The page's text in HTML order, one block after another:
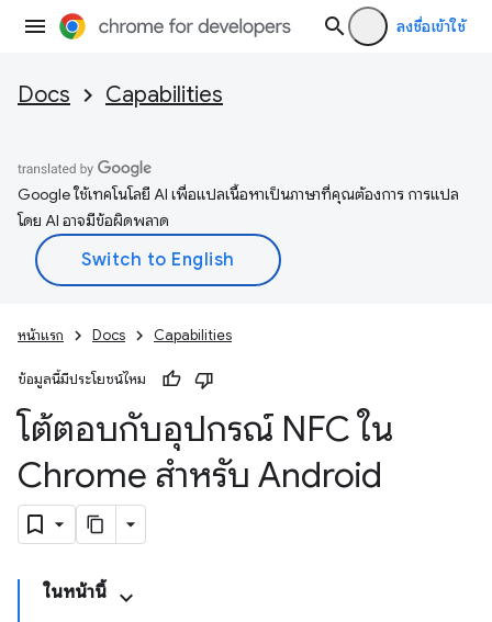
ลงชื่อเข้าใช้
Docs Capabilities
Google ใช้เทคโนโลยี AI เพื่อแปลเนื้อหาเป็นภาษาที่คุณต้องการ การแปล
โดย AI อาจมีข้อผิดพลาด
หน้าแรก Docs Capabilities
ข้อมูลนี้มีประโยชน์ไหม
โต้ตอบกับอุปกรณ์ NFC ใน
Chrome สำหรับ Android
ในหน้านี้